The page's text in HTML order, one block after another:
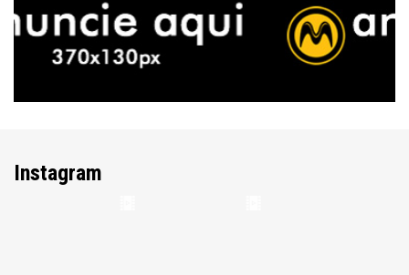
Instagram